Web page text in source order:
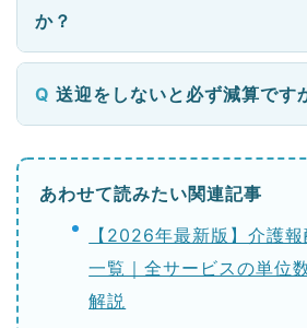
か？
送迎をしないと必ず減算です
あわせて読みたい関連記事
【2026年最新版】介護
一覧｜全サービスの単位
解説